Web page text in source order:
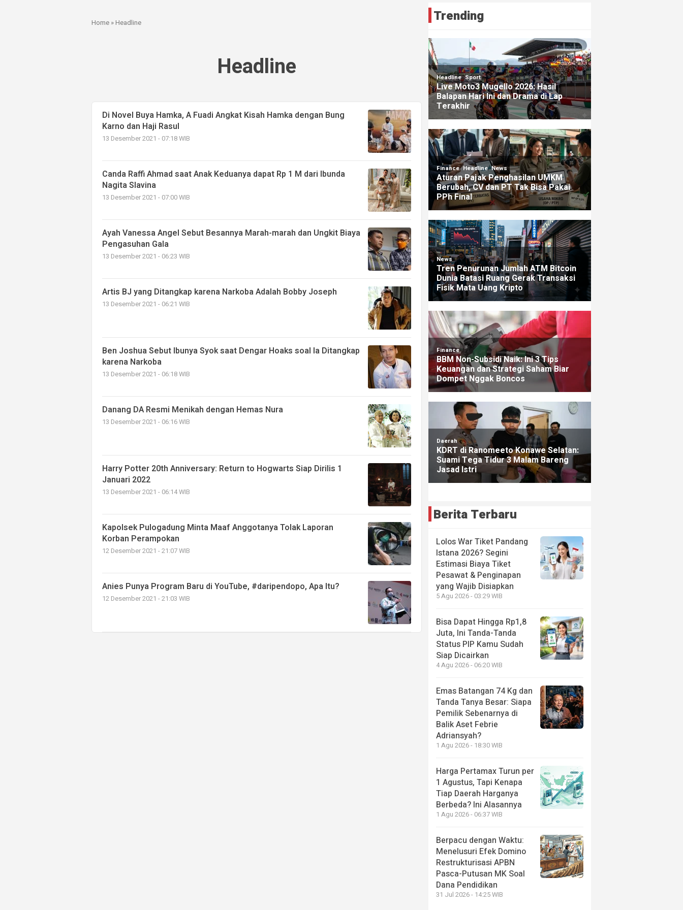
Home »Headline
Headline
Di Novel Buya Hamka, A Fuadi Angkat Kisah Hamka dengan Bung
Karno dan Haji Rasul
13 Desember 2021 - 07:18 WIB
Canda Raffi Ahmad saat Anak Keduanya dapat Rp 1 M dari Ibunda
Nagita Slavina
13 Desember 2021 - 07:00 WIB
Ayah Vanessa Angel Sebut Besannya Marah-marah dan Ungkit Biaya
Pengasuhan Gala
13 Desember 2021 - 06:23 WIB
Artis BJ yang Ditangkap karena Narkoba Adalah Bobby Joseph
13 Desember 2021 - 06:21 WIB
Ben Joshua Sebut Ibunya Syok saat Dengar Hoaks soal Ia Ditangkap
karena Narkoba
13 Desember 2021 - 06:18 WIB
Danang DA Resmi Menikah dengan Hemas Nura
13 Desember 2021 - 06:16 WIB
Harry Potter 20th Anniversary: Return to Hogwarts Siap Dirilis 1
Januari 2022
13 Desember 2021 - 06:14 WIB
Kapolsek Pulogadung Minta Maaf Anggotanya Tolak Laporan
Korban Perampokan
12 Desember 2021 - 21:07 WIB
Anies Punya Program Baru di YouTube, #daripendopo, Apa Itu?
12 Desember 2021 - 21:03 WIB
Trending
Berita Terbaru
Lolos War Tiket Pandang
Istana 2026? Segini
Estimasi Biaya Tiket
Pesawat & Penginapan
yang Wajib Disiapkan
5 Agu 2026 - 03:29 WIB
Bisa Dapat Hingga Rp1,8
Juta, Ini Tanda-Tanda
Status PIP Kamu Sudah
Siap Dicairkan
4 Agu 2026 - 06:20 WIB
Emas Batangan 74 Kg dan
Tanda Tanya Besar: Siapa
Pemilik Sebenarnya di
Balik Aset Febrie
Adriansyah?
1 Agu 2026 - 18:30 WIB
Harga Pertamax Turun per
1 Agustus, Tapi Kenapa
Tiap Daerah Harganya
Berbeda? Ini Alasannya
1 Agu 2026 - 06:37 WIB
Berpacu dengan Waktu:
Menelusuri Efek Domino
Restrukturisasi APBN
Pasca-Putusan MK Soal
Dana Pendidikan
31 Jul 2026 - 14:25 WIB